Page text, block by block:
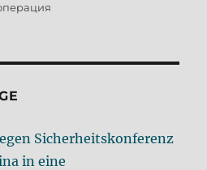
Sicherheitskonferenz
in eine